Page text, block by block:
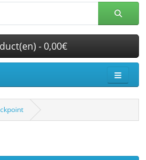
- 0,00€